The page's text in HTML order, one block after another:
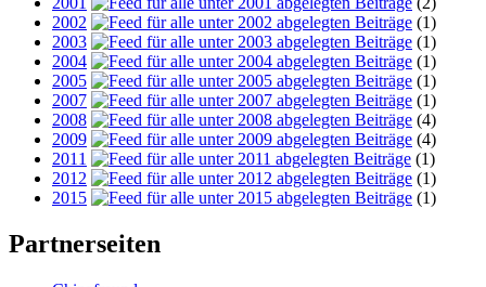
2002
(1)
2003
(1)
2004
(1)
2005
(1)
2007
(1)
2008
(4)
2009
(4)
2011
(1)
2012
(1)
2015
(1)
Partnerseiten